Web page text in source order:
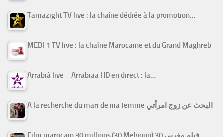
Tamazight TV live : la chaîne dédiée à la promotion…
MEDI 1 TV live : la chaîne Marocaine et du Grand Maghreb
Arrabiâ live – Arrabiaa HD en direct : la…
A la recherche du mari de ma femme البحث عن زوج امرأتي
Film marocain 30 millions (30 Melyoun) فيلم مغربي 30